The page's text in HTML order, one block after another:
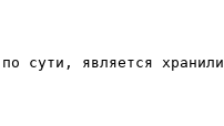
сути, является